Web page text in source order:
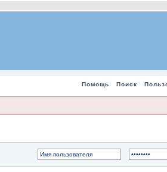
Помощь Поиск